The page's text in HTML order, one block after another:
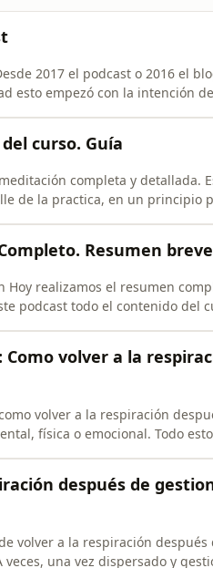
2017 el podcast o 2016 el
esto empezó con la intención
curso. Guía
completa y detallada.
de la practica, en un principio
Resumen breve
realizamos el resumen
podcast todo el contenido del
Como volver a la
volver a la respiración
física o emocional. Todo
después de
volver a la respiración
una vez dispersado y